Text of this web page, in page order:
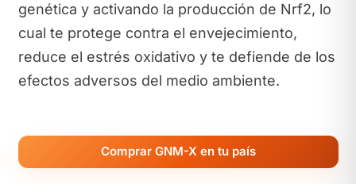
genética y activando la producción de Nrf2, lo
cual te protege contra el envejecimiento,
reduce el estrés oxidativo y te defiende de los
efectos adversos del medio ambiente.
Comprar GNM-X en tu país